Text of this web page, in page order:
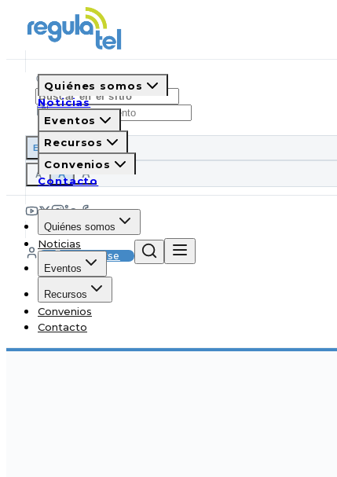
ES EN PT IT
A A A
Suscribirse
Quiénes somos
Noticias
Eventos
Recursos
Convenios
Contacto
Quiénes somos
Noticias
Eventos
Recursos
Convenios
Contacto